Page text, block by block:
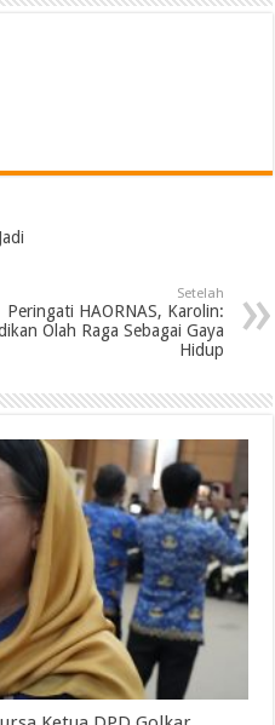
Setelah
Peringati HAORNAS, Karolin:
Olah Raga Sebagai Gaya
Hidup